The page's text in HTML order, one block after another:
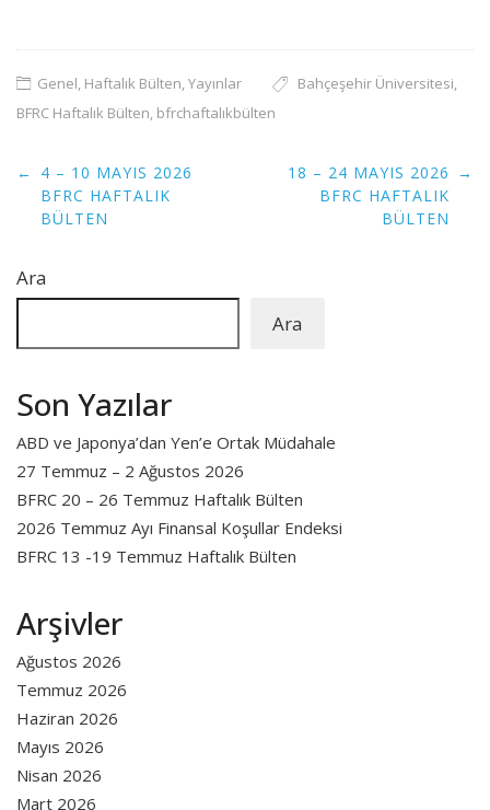
Genel, Haftalık Bülten,Yayınlar Bahçeşehir Üniversitesi,
BFRC Haftalık Bülten, bfrchaftalıkbülten
Post
navigation
← 4 – 10 MAYIS 2026
BFRC HAFTALIK
BÜLTEN
18 – 24 MAYIS 2026
BFRC HAFTALIK
BÜLTEN
→
Ara
Ara
Son Yazılar
ABD ve Japonya’dan Yen’e Ortak Müdahale
27 Temmuz – 2 Ağustos 2026
BFRC 20 – 26 Temmuz Haftalık Bülten
2026 Temmuz Ayı Finansal Koşullar Endeksi
BFRC 13 -19 Temmuz Haftalık Bülten
Arşivler
Ağustos 2026
Temmuz 2026
Haziran 2026
Mayıs 2026
Nisan 2026
Mart 2026